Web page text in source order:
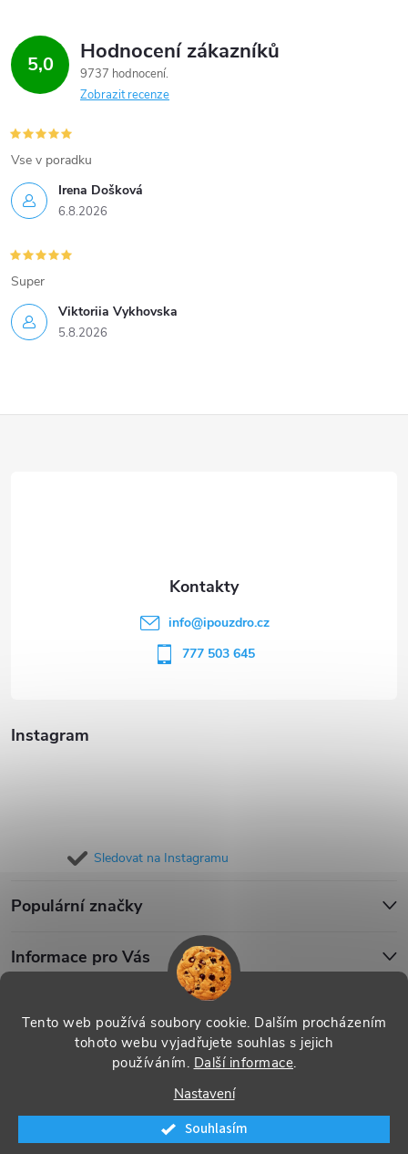
Tento web používá soubory cookie. Dalším procházením
tohoto webu vyjadřujete souhlas s jejich
používáním. Další informace.
Nastavení
Souhlasím
5,0 Hodnocení zákazníků
9737 hodnocení
Zobrazit recenze
Irena Došková
6.8.2026
Vse v poradku
Viktoriia Vykhovska
5.8.2026
Super
Instagram
Sledovat na Instagramu
Populární značky
Informace pro Vás
info@ipouzdro.cz
777 503 645
Vytvořil Shoptet
Copyright 2026 . Všechna práva vyhrazena.
nastavení cookies